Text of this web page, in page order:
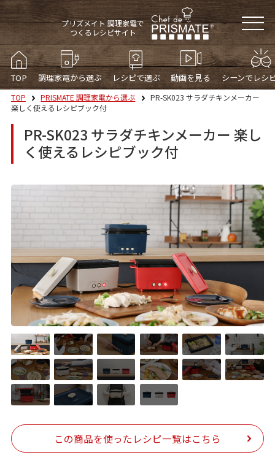
プリズメイト 調理家電で
つくるレシピサイト
TOP 調理家電から選ぶ レシピで選ぶ シーンでレシ
動画を見る
TOP PRISMATE 調理家電から選ぶ
PR-SK023 サラダチキンメーカー
楽しく使えるレシピブック付
PR-SK023 サラダチキンメーカー 楽し
く使えるレシピブック付
この商品を使ったレシピ一覧はこちら